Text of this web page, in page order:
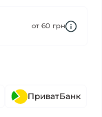
от 60 грн
ПриватБанк